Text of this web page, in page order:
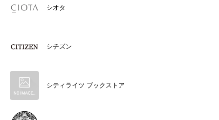
シオタ
シチズン
シティライツ ブックストア